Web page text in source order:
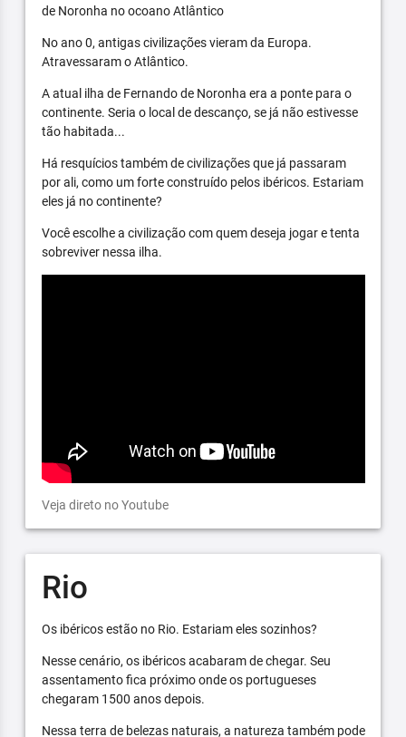
de Noronha no ocoano Atlântico
No ano 0, antigas civilizações vieram da Europa.
Atravessaram o Atlântico.
A atual ilha de Fernando de Noronha era a ponte para o
continente. Seria o local de descanço, se já não estivesse
tão habitada...
Há resquícios também de civilizações que já passaram
por ali, como um forte construído pelos ibéricos. Estariam
eles já no continente?
Você escolhe a civilização com quem deseja jogar e tenta
sobreviver nessa ilha.
Veja direto no Youtube
Rio
Os ibéricos estão no Rio. Estariam eles sozinhos?
Nesse cenário, os ibéricos acabaram de chegar. Seu
assentamento fica próximo onde os portugueses
chegaram 1500 anos depois.
Nessa terra de belezas naturais, a natureza também pode